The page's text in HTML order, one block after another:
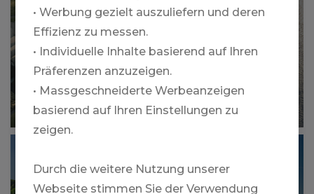
EUR 5,995.00
15.08 - 22.08.2026
Mehr
PRO CHRISTOPH KNAPP
• Werbung gezielt auszuliefern und deren
Effizienz zu messen.
• Individuelle Inhalte basierend auf Ihren
Präferenzen anzuzeigen.
• Massgeschneiderte Werbeanzeigen
basierend auf Ihren Einstellungen zu
zeigen.
Durch die weitere Nutzung unserer
Webseite stimmen Sie der Verwendung